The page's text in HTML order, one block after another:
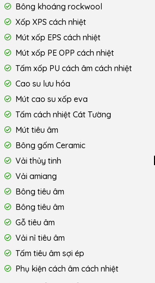
Bông khoáng rockwool
Xốp XPS cách nhiệt
Mút xốp EPS cách nhiệt
Mút xốp PE OPP cách nhiệt
Tấm xốp PU cách âm cách nhiệt
Cao su lưu hóa
Mút cao su xốp eva
Tấm cách nhiệt Cát Tường
Mút tiêu âm
Bông gốm Ceramic
Vải thủy tinh
Vải amiang
Bông tiêu âm
Bông tiêu âm
Gỗ tiêu âm
Vải nỉ tiêu âm
Tấm tiêu âm sợi ép
Phụ kiện cách âm cách nhiệt